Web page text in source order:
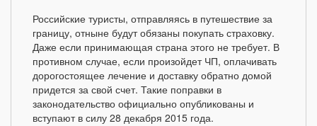
Российские туристы, отправляясь в путешествие за
границу, отныне будут обязаны покупать страховку.
Даже если принимающая страна этого не требует. В
противном случае, если произойдет ЧП, оплачивать
дорогостоящее лечение и доставку обратно домой
придется за свой счет. Такие поправки в
законодательство официально опубликованы и
вступают в силу 28 декабря 2015 года.